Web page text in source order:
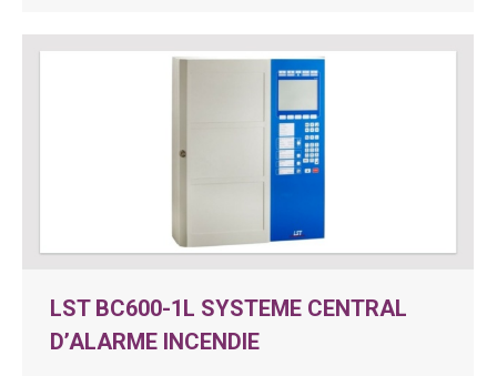
LST BC600-1L SYSTEME CENTRAL
D’ALARME INCENDIE